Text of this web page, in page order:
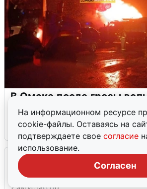
На информационном ресурсе
cookie-файлы. Оставаясь на
подтверждаете свое согласие
использование.
Согласен
В Омске после грозы
дома: видео последствий
2 августа 0
Очевидцы сообщили о
Новосемейкино
2 августа 0